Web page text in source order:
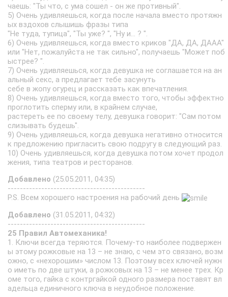
чаешь: "Ты что, с ума сошел - он же противный".
5) Очень удивляешься, когда после начала вместо протяжн
ых вздохов слышишь фразы типа
"Не туда, тупица", "Ты уже? ", "Ну и... ? ".
6) Очень удивляешься, когда вместо криков "ДА, ДА, ДААА"
или "Нет, пожалуйста не так сильно", получаешь "Может поб
ыстрее? ".
7) Очень удивляешься, когда девушка не соглашается на ан
альный секс, а предлагает тебе засунуть
себе в жопу огурец и рассказать как впечатления.
8) Очень удивляешься, когда вместо того, чтобы эффектно
проглотить сперму или, в крайнем случае,
растереть ее по своему телу, девушка говорит: "Сам потом
слизывать будешь".
9) Очень удивляешься, когда девушка негативно относится
к предложению пригласить свою подругу в следующий раз.
10) Очень удивляешься, когда девушка потом хочет продол
жения, типа театров и ресторанов.
Добавлено (25.05.2011, 04:35)
---------------------------------------------
P.S. Всем хорошего настроения на рабочий день
Добавлено (31.05.2011, 04:32)
---------------------------------------------
25 Правил Автомеханика!
1. Ключи всегда теряются. Почему-то наиболее подвержен
ы этому рожковые на 13 – не знаю, с чем это связано, возм
ожно, с «нехорошим» числом 13. Поэтому всех ключей нужн
о иметь по две штуки, а рожковых на 13 – не менее трех. Кр
оме того, гайка с контргайкой одного размера поставят вл
адельца единичного ключа в неудобное положение.